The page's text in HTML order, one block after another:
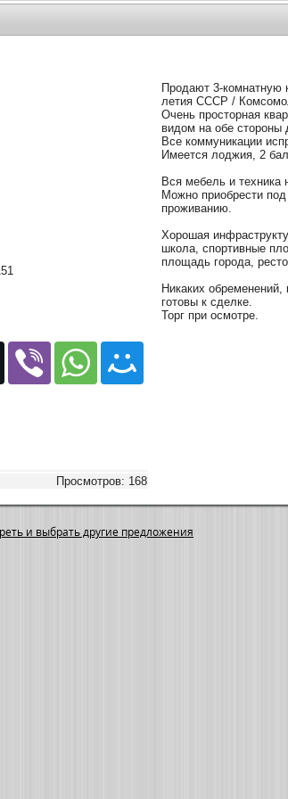
Просмотров: 168
Продают 3-комнатную
летия СССР /
Очень просторная
видом на обе стороны
Все коммуникации
Имеется лоджия, 2
Вся мебель и техника
Можно приобрести
проживанию.
Хорошая
школа, спортивные
площадь города,
Никаких
готовы к сделке.
Торг при осмотре.
и выбрать другие предложения